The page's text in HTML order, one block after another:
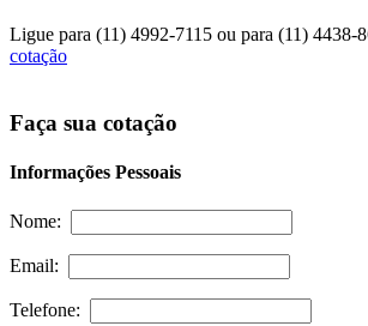
Ligue para (11) 4992-7115 ou para (11) 4438-
cotação
Faça sua cotação
Informações Pessoais
Nome:
Email:
Telefone: